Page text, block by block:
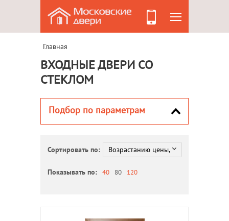
Главная
ВХОДНЫЕ ДВЕРИ СО
СТЕКЛОМ
Подбор по параметрам
Сортировать по:
Показывать по: 40 80 120